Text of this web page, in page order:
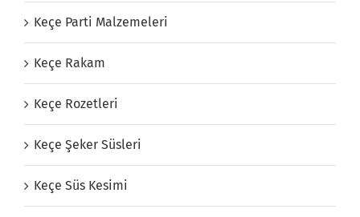
Keçe Parti Malzemeleri
Keçe Rakam
Keçe Rozetleri
Keçe Şeker Süsleri
Keçe Süs Kesimi